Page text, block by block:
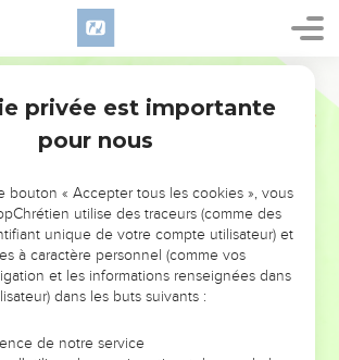
PAS L’ÉVÉNEMENT
DE L’ANNÉE !
POUVAIENT VOUS ÉVITER LES
VOTRES ?
Mais on voit moins les doutes, les erreurs
privée est importante
pour nous
bouton « Accepter tous les cookies », vous
utilise des traceurs (comme des
unique de votre compte utilisateur) et
à caractère personnel (comme vos
et les informations renseignées dans
dans les buts suivants :
de notre service